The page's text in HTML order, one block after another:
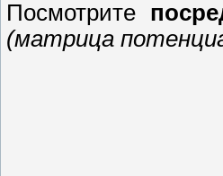
Посмотрите
(матрица